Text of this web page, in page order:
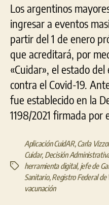
Los argentinos
ingresar a eventos
partir del 1 de enero
que acreditará, por
«Cuidar», el estado
contra el Covid-19.
fue establecido en la
1198/2021 firmada por
Etiquetas
Aplicación CuidAR,Carla
Cuidar, Decisión
herramienta digital, jefe de
Sanitario,Registro Federal de
vacunación